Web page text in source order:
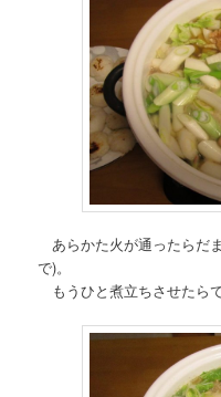
あらかた火が通ったらだ
で)。
もうひと煮立ちさせたら